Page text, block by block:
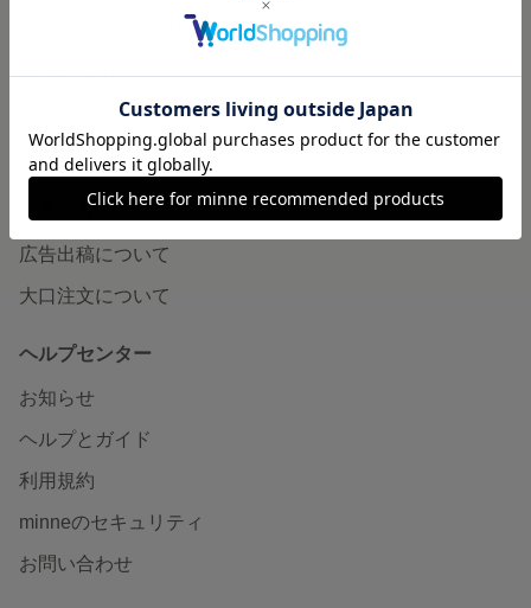
minneとものづくりと
minneの本
企業の方へ
広告出稿について
大口注文について
ヘルプセンター
お知らせ
ヘルプとガイド
利用規約
minneのセキュリティ
お問い合わせ